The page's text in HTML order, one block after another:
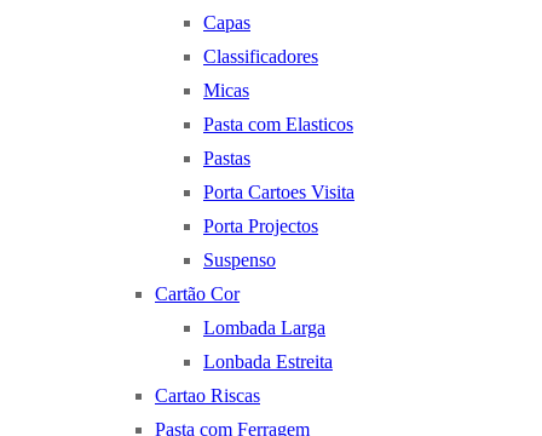
Capas
Classificadores
Micas
Pasta com Elasticos
Pastas
Porta Cartoes Visita
Porta Projectos
Suspenso
Cartão Cor
Lombada Larga
Lonbada Estreita
Cartao Riscas
Pasta com Ferragem